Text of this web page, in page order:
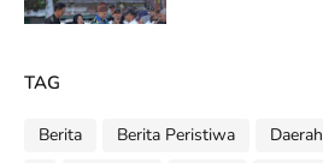
TAG
Berita Berita Peristiwa Daerah